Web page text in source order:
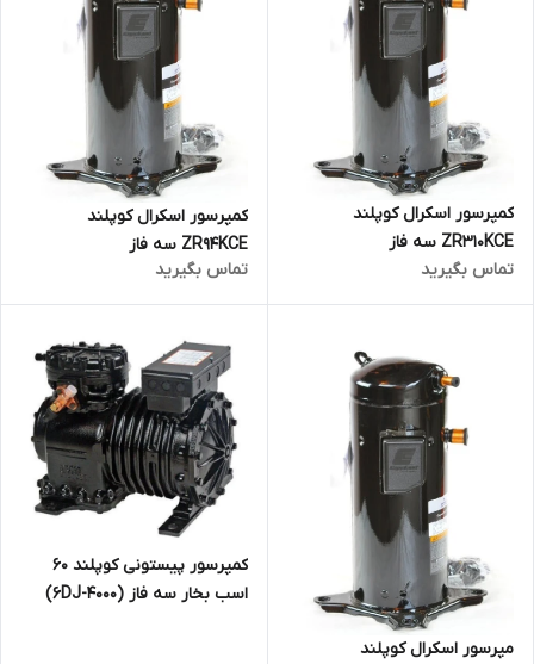
کمپرسور اسکرال کوپلند
ZR310KCE سه فاز
تماس بگیرید
کمپرسور اسکرال کوپلند
ZR94KCE سه فاز
تماس بگیرید
مپرسور اسکرال کوپلند
کمپرسور پیستونی کوپلند 60
اسب بخار سه فاز (6DJ-4000)